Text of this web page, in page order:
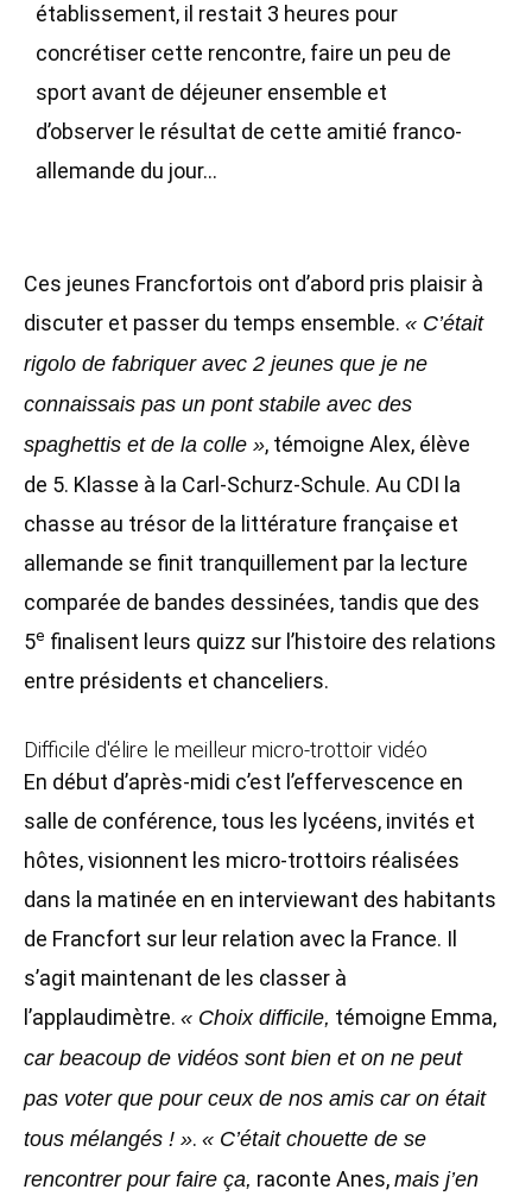
établissement, il restait 3 heures pour
concrétiser cette rencontre, faire un peu de
sport avant de déjeuner ensemble et
d’observer le résultat de cette amitié franco-
allemande du jour…
Ces jeunes Francfortois ont d’abord pris plaisir à
discuter et passer du temps ensemble. « C’était
rigolo de fabriquer avec 2 jeunes que je ne
connaissais pas un pont stabile avec des
spaghettis et de la colle », témoigne Alex, élève
de 5. Klasse à la Carl-Schurz-Schule. Au CDI la
chasse au trésor de la littérature française et
allemande se finit tranquillement par la lecture
comparée de bandes dessinées, tandis que des
5e finalisent leurs quizz sur l’histoire des relations
entre présidents et chanceliers.
Difficile d'élire le meilleur micro-trottoir vidéo
En début d’après-midi c’est l’effervescence en
salle de conférence, tous les lycéens, invités et
hôtes, visionnent les micro-trottoirs réalisées
dans la matinée en en interviewant des habitants
de Francfort sur leur relation avec la France. Il
s’agit maintenant de les classer à
l’applaudimètre. « Choix difficile, témoigne Emma,
car beacoup de vidéos sont bien et on ne peut
pas voter que pour ceux de nos amis car on était
tous mélangés ! ». « C’était chouette de se
rencontrer pour faire ça, raconte Anes, mais j’en